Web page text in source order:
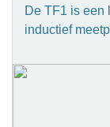
De TF1 is een
inductief